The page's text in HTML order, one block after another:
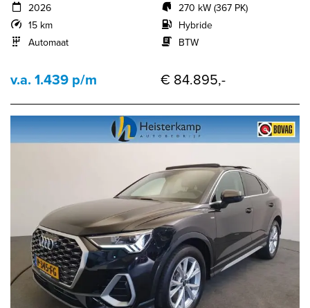
2026
15 km
Automaat
270 kW (367 PK)
Hybride
BTW
v.a. 1.439 p/m € 84.895,-